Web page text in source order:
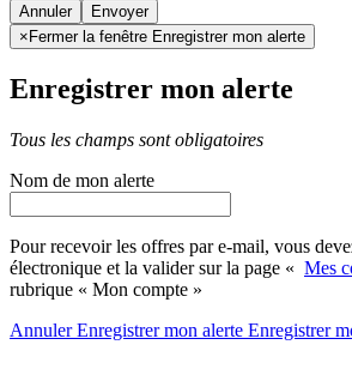
Annuler
× Fermer la fenêtre Enregistrer mon alerte
Enregistrer mon alerte
Tous les champs sont obligatoires
Nom de mon alerte
Pour recevoir les offres par e-mail, vous
électronique et la valider sur la page « Mes
rubrique « Mon compte »
AnnulerEnregistrer mon alerte Enregistrer